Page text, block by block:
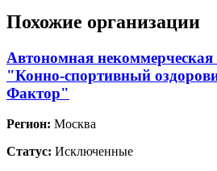
Похожие организации
Автономная некоммерческая
"Конно-спортивный
Фактор"
Регион: Москва
Статус: Исключенные